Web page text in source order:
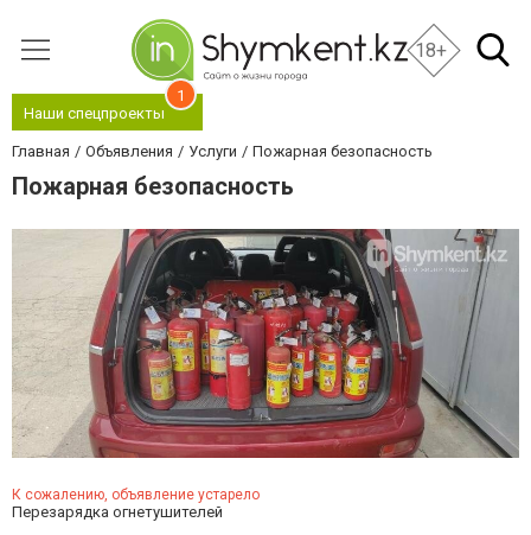
18+
Наши спецпроекты
1
Главная Объявления Услуги Пожарная безопасность
Пожарная безопасность
К сожалению, объявление устарело
Перезарядка огнетушителей